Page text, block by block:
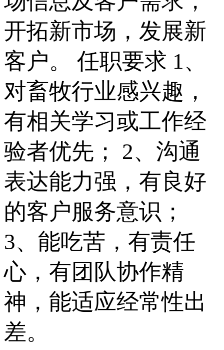
开拓新市场，发展新
客户。 任职要求 1、
对畜牧行业感兴趣，
有相关学习或工作经
验者优先； 2、沟通
表达能力强，有良好
的客户服务意识；
3、能吃苦，有责任
心，有团队协作精
神，能适应经常性出
差。